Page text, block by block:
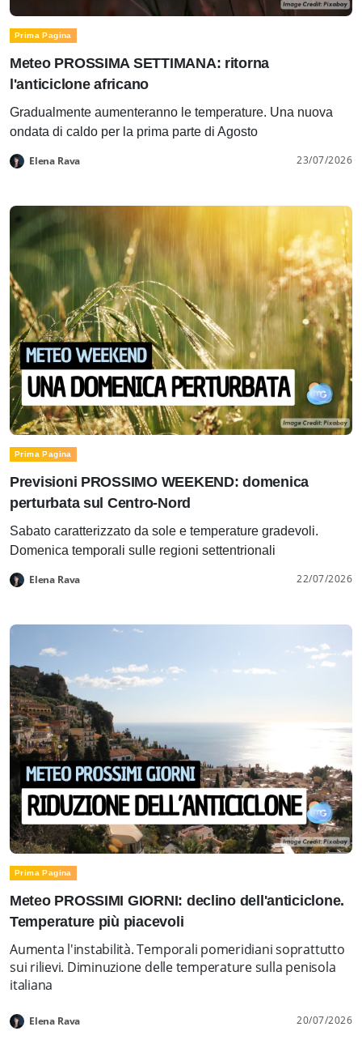
Prima Pagina
Meteo PROSSIMA SETTIMANA: ritorna
l'anticiclone africano
Gradualmente aumenteranno le temperature. Una nuova
ondata di caldo per la prima parte di Agosto
Elena Rava 23/07/2026
Prima Pagina
Previsioni PROSSIMO WEEKEND: domenica
perturbata sul Centro-Nord
Sabato caratterizzato da sole e temperature gradevoli.
Domenica temporali sulle regioni settentrionali
Elena Rava 22/07/2026
Prima Pagina
Meteo PROSSIMI GIORNI: declino dell'anticiclone.
Temperature più piacevoli
Aumenta l'instabilità. Temporali pomeridiani soprattutto
sui rilievi. Diminuzione delle temperature sulla penisola
italiana
Elena Rava 20/07/2026